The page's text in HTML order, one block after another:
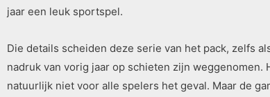
jaar een leuk sportspel.
Die details scheiden deze serie van het pack, zelfs
nadruk van vorig jaar op schieten zijn
natuurlijk niet voor alle spelers het geval. Maar de